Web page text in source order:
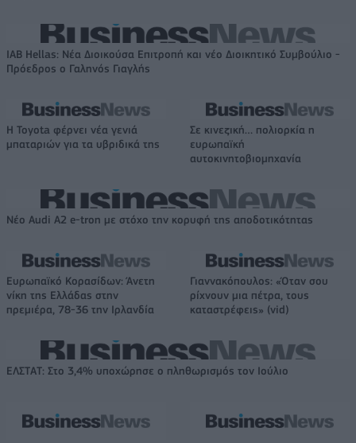
IAB Hellas: Νέα Διοικούσα Επιτροπή και νέο Διοικητικό Συμβούλιο -
Πρόεδρος ο Γαληνός Γιαγλής
Η Toyota φέρνει νέα γενιά
μπαταριών για τα υβριδικά της
Σε κινεζική… πολιορκία η
ευρωπαϊκή
αυτοκινητοβιομηχανία
Νέο Audi A2 e-tron με στόχο την κορυφή της αποδοτικότητας
Ευρωπαϊκό Κορασίδων: Άνετη
νίκη της Ελλάδας στην
πρεμιέρα, 78-36 την Ιρλανδία
Γιαννακόπουλος: «Όταν σου
ρίχνουν μια πέτρα, τους
καταστρέφεις» (vid)
ΕΛΣΤΑΤ: Στο 3,4% υποχώρησε ο πληθωρισμός τον Ιούλιο